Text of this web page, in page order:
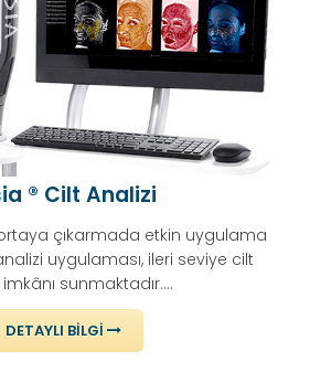
® Cilt Analizi
çıkarmada etkin uygulama
uygulaması, ileri seviye cilt
sunmaktadır....
DETAYLI BILGI